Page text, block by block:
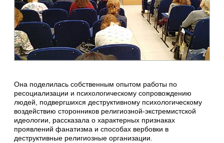
Она поделилась собственным опытом работы по
ресоциализации и психологическому сопровождению
людей, подвергшихся деструктивному психологическому
воздействию сторонников религиозной-экстремистской
идеологии, рассказала о характерных признаках
проявлений фанатизма и способах вербовки в
деструктивные религиозные организации.